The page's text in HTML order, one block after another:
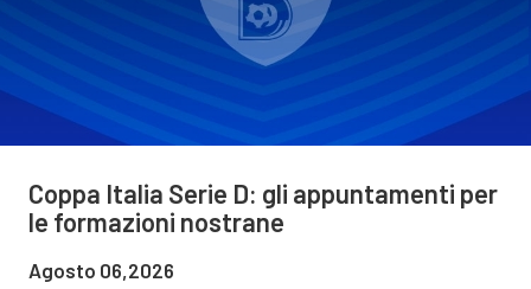
Coppa Italia Serie D: gli appuntamenti per
le formazioni nostrane
Agosto 06,2026